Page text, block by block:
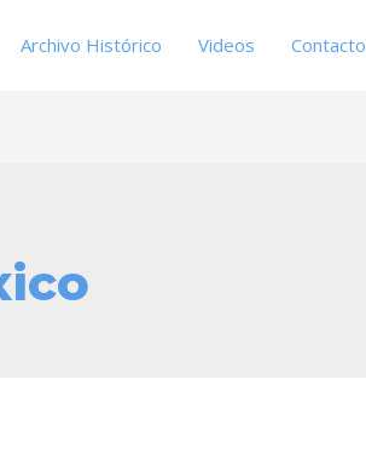
Archivo Histórico Videos Contacto